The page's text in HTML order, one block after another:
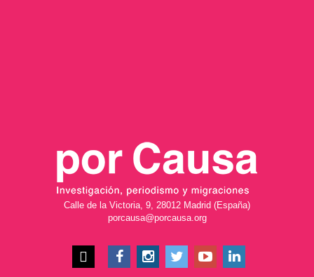
Calle de la Victoria, 9, 28012 Madrid (España)
porcausa@porcausa.org